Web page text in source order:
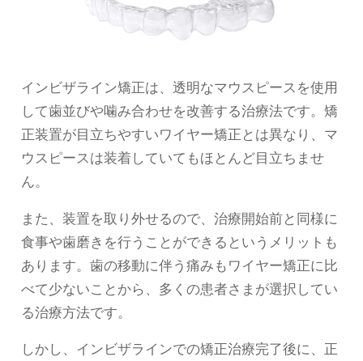
インビザライン矯正は、透明なマウスピースを使用
して歯並びや噛み合わせを改善する治療法です。矯
正装置が目立ちやすいワイヤー矯正とは異なり、マ
ウスピースは装着していてもほとんど目立ちませ
ん。
また、装置を取り外せるので、治療開始前と同様に
食事や歯磨きを行うことができるというメリットも
あります。歯の移動に伴う痛みもワイヤー矯正に比
べて少ないことから、多くの患者さまが選択してい
る治療方法です。
しかし、インビザラインでの矯正治療完了後に、正